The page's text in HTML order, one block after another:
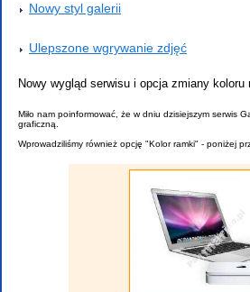
Nowy styl galerii
Ulepszone wgrywanie zdjęć